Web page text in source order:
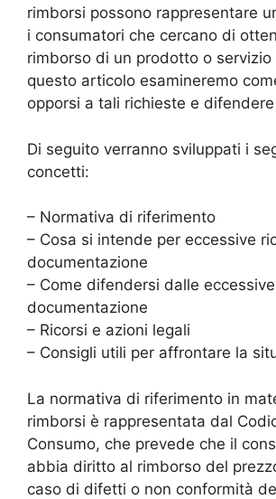
rimborsi possono rappresentare
i consumatori che cercano di
rimborso di un prodotto o
questo articolo esamineremo
opporsi a tali richieste e
Di seguito verranno sviluppati i
concetti:
– Normativa di riferimento
– Cosa si intende per eccessive
documentazione
– Come difendersi dalle
documentazione
– Ricorsi e azioni legali
– Consigli utili per affrontare la
La normativa di riferimento in
rimborsi è rappresentata dal
Consumo, che prevede che il
abbia diritto al rimborso del
caso di difetti o non conformità